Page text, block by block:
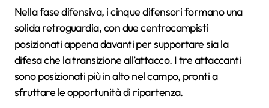
Nella fase difensiva, i cinque difensori formano una
solida retroguardia, con due centrocampisti
posizionati appena davanti per supportare sia la
difesa che la transizione all’attacco. I tre attaccanti
sono posizionati più in alto nel campo, pronti a
sfruttare le opportunità di ripartenza.